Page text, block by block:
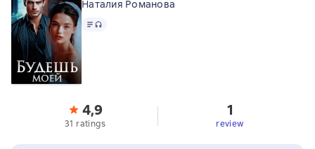
Наталия Романова
Text, audio format available
4,9
31 ratings
1
review